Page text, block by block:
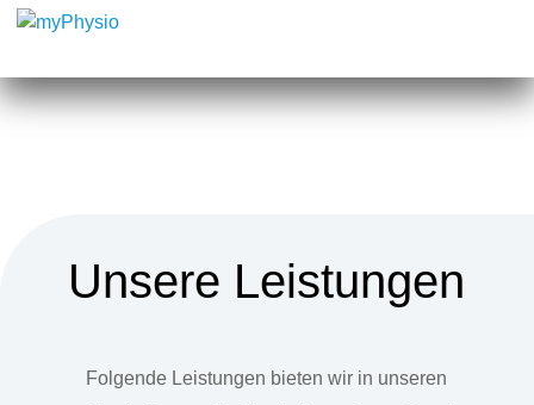
Unsere Leistungen
Folgende Leistungen bieten wir in unseren